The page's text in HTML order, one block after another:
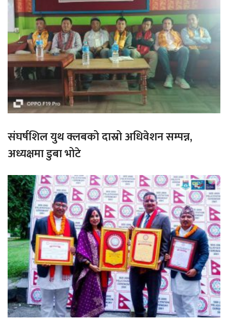
संघर्षशिल युथ क्लबको दास्रो अधिवेशन सम्पन्न,
अध्यक्षमा डुबा भोटे